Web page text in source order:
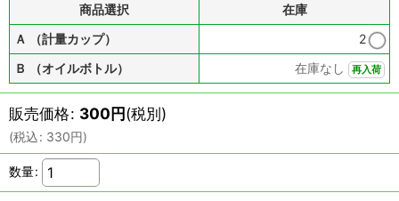
商品選択
在庫
Ａ （計量カップ）
2
Ｂ （オイルボトル）
在庫なし 再入荷
販売価格: 300円(税別)
(税込: 330円)
数量: